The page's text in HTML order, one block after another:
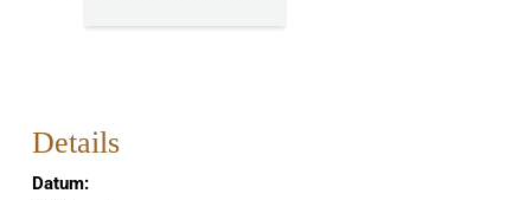
Details
Datum: